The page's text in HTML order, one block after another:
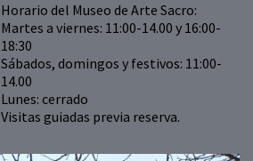
Horario del Museo de Arte Sacro:
Martes a viernes: 11:00-14.00 y 16:00-
18:30
Sábados, domingos y festivos: 11:00-
14.00
Lunes: cerrado
Visitas guiadas previa reserva.